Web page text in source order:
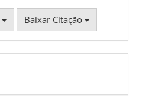
Baixar Citação